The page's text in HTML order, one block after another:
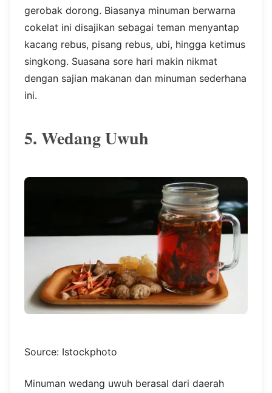
gerobak dorong. Biasanya minuman berwarna
cokelat ini disajikan sebagai teman menyantap
kacang rebus, pisang rebus, ubi, hingga ketimus
singkong. Suasana sore hari makin nikmat
dengan sajian makanan dan minuman sederhana
ini.
5. Wedang Uwuh
Source: Istockphoto
Minuman wedang uwuh berasal dari daerah